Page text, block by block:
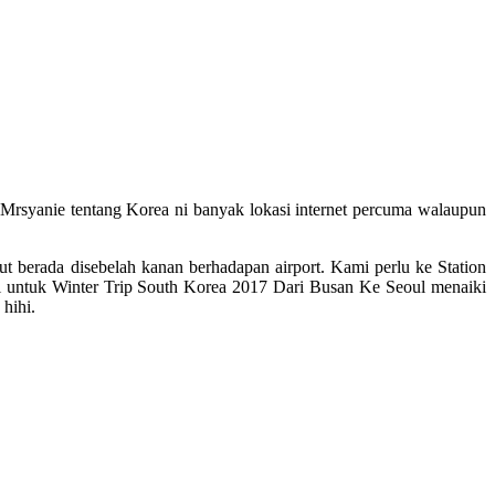
tentang Korea ni banyak lokasi internet percuma walaupun
disebelah kanan berhadapan airport. Kami perlu ke Station
Winter Trip South Korea 2017 Dari Busan Ke Seoul menaiki
hihi.